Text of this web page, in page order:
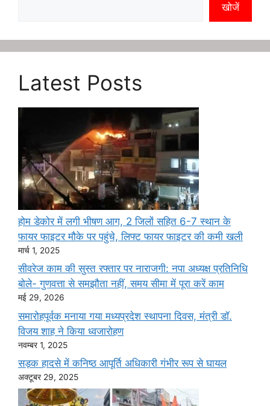
खोजें
Latest Posts
होम डेकोर में लगी भीषण आग, 2 जिलों सहित 6-7 स्थान के
फायर फाइटर मौके पर पहुंचे, लिफ्ट फायर फाइटर की कमी खली
मार्च 1, 2025
सीवरेज काम की सुस्त रफ्तार पर नाराजगी: नपा अध्यक्ष प्रतिनिधि
बोले- गुणवत्ता से समझौता नहीं, समय सीमा में पूरा करें काम
मई 29, 2026
समारोहपूर्वक मनाया गया मध्यप्रदेश स्थापना दिवस, मंत्री डॉ.
विजय शाह ने किया ध्वजारोहण
नवम्बर 1, 2025
सड़क हादसे में कनिष्ठ आपूर्ति अधिकारी गंभीर रूप से घायल
अक्टूबर 29, 2025